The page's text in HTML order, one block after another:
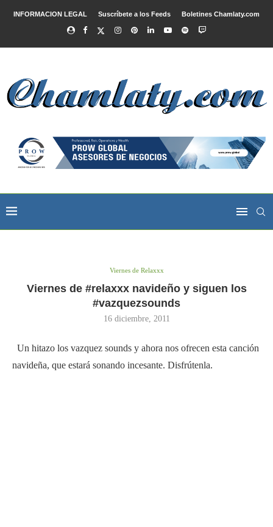
INFORMACION LEGAL Suscríbete a los Feeds Boletines Chamlaty.com
Viernes de Relaxxx
Viernes de #relaxxx navideño y siguen los
#vazquezsounds
16 diciembre, 2011
Un hitazo los vazquez sounds y ahora nos ofrecen esta canción
navideña, que estará sonando incesante. Disfrútenla.